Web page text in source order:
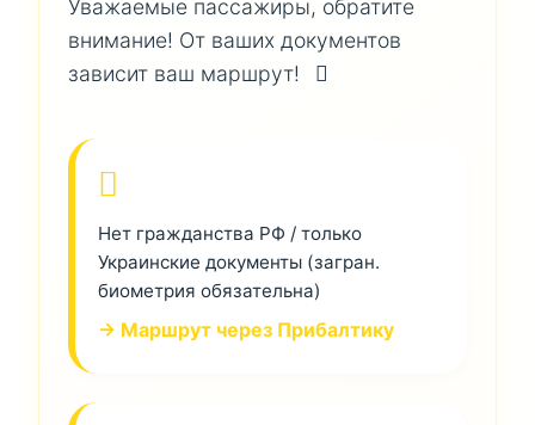
Уважаемые пассажиры, обратите
внимание! От ваших документов
зависит ваш маршрут!
Нет гражданства РФ / только
Украинские документы (загран.
биометрия обязательна)
→ Маршрут через Прибалтику